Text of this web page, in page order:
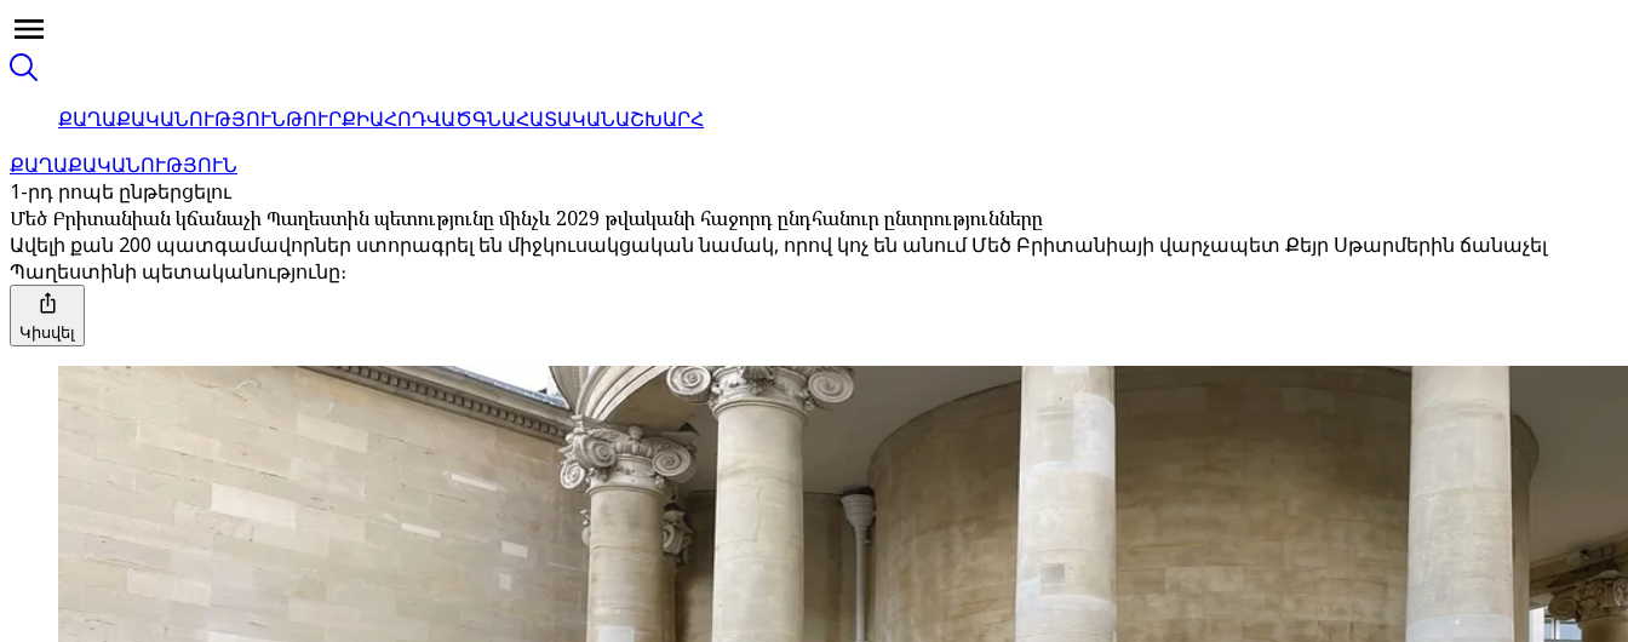
ՔԱՂԱՔԱԿԱՆՈՒԹՅՈՒՆԹՈՒՐՔԻԱՀՈԴՎԱԾԳՆԱՀԱՏԱԿԱՆԱՇԽԱՐՀ
ՔԱՂԱՔԱԿԱՆՈՒԹՅՈՒՆ
1-րդ րոպե ընթերցելու
Մեծ Բրիտանիան կճանաչի Պաղեստին պետությունը մինչև 2029 թվականի հաջորդ ընդհանուր ընտրությունները
Ավելի քան 200 պատգամավորներ ստորագրել են միջկուսակցական նամակ, որով կոչ են անում Մեծ Բրիտանիայի վարչապետ Քեյր Սթարմերին ճանաչել
Պաղեստինի պետականությունը։
Կիսվել